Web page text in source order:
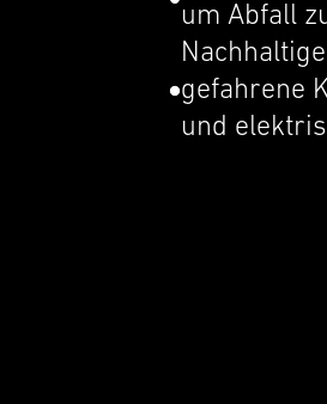
um Abfall
gefahrene
und